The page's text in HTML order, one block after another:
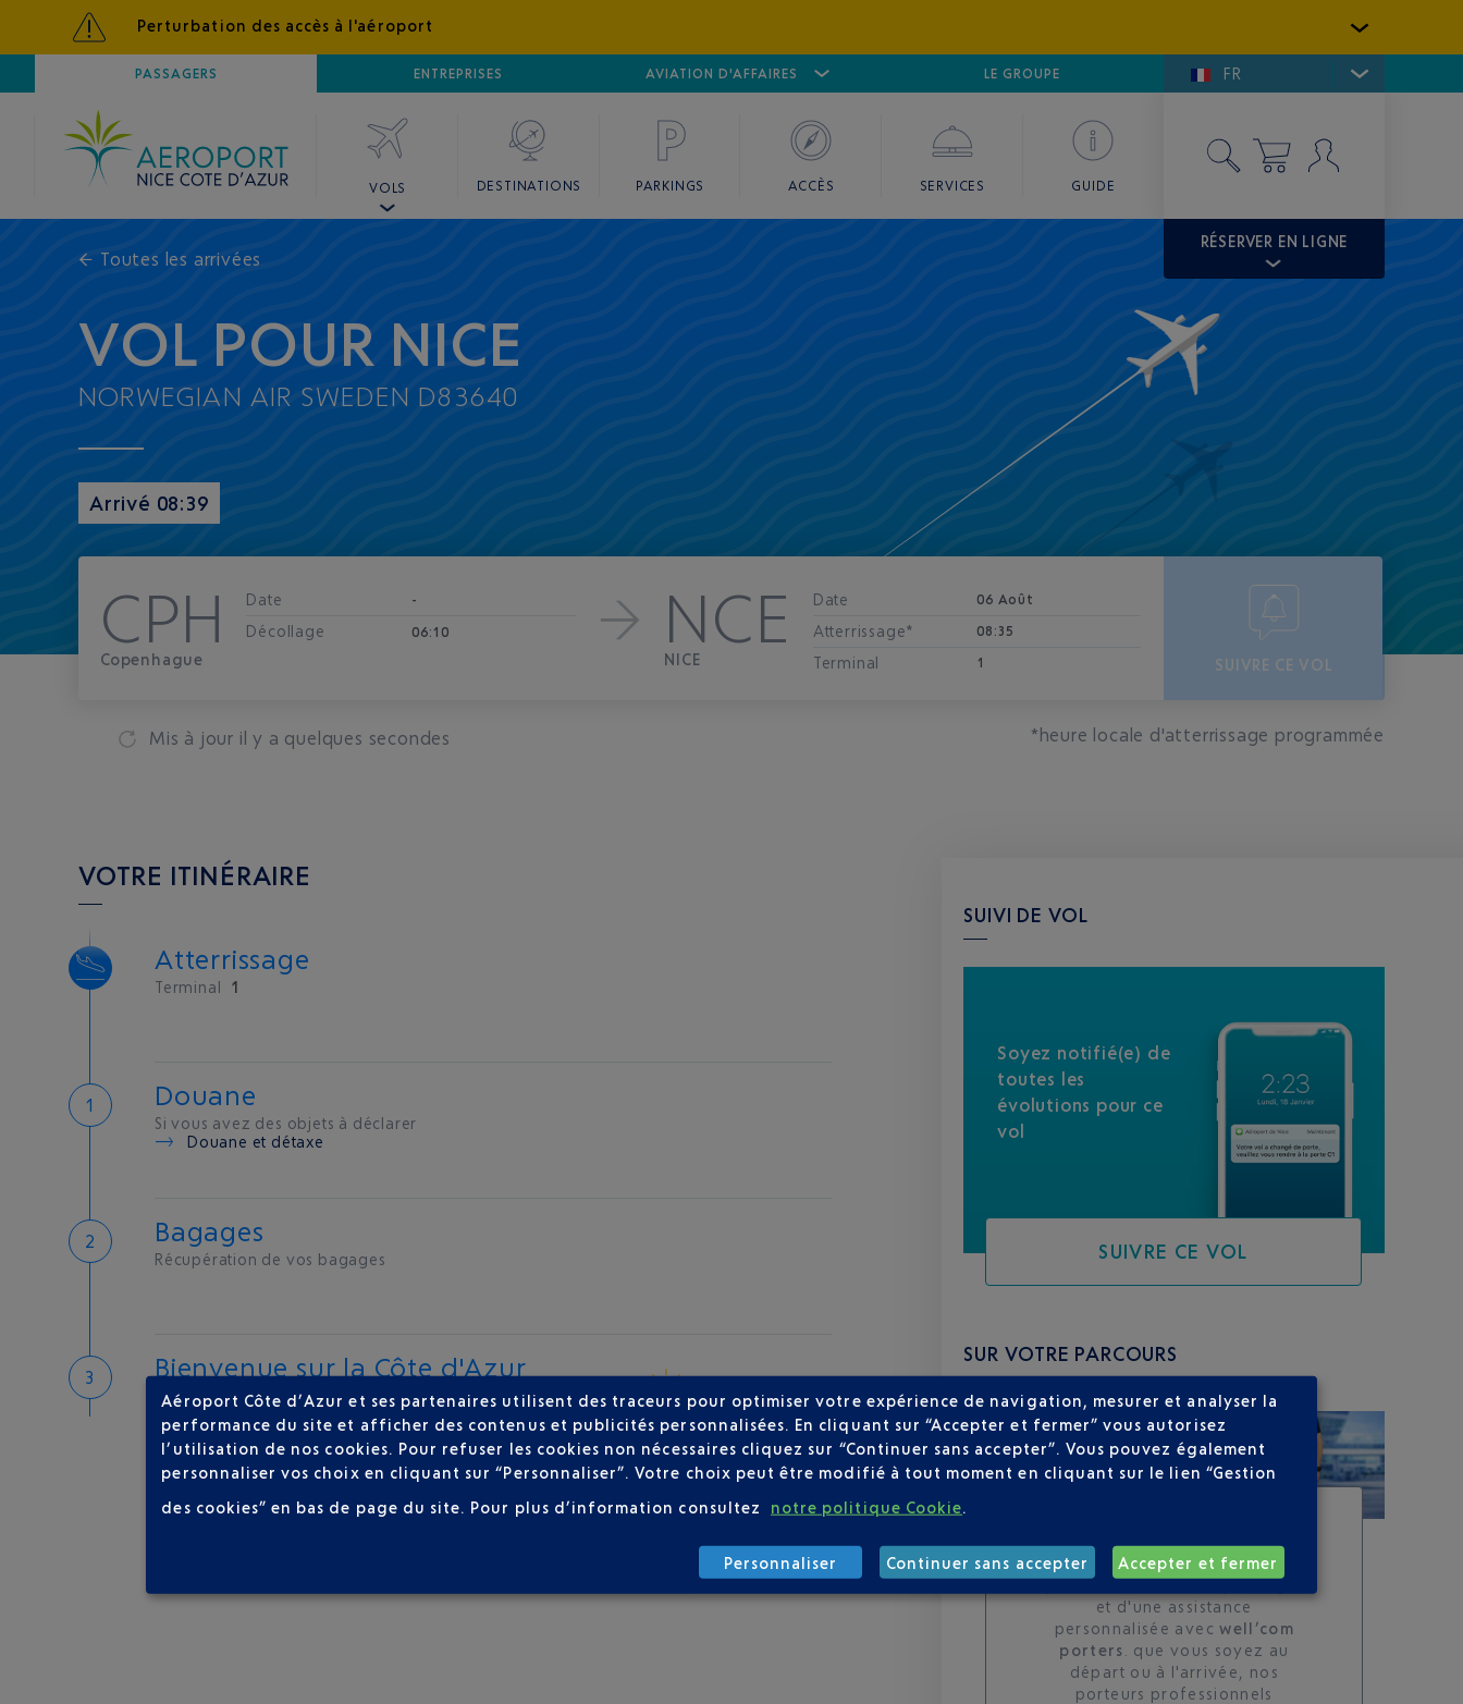
Perturbation des accès à l'aéroport
PASSAGERS ENTREPRISES AVIATION D'AFFAIRES
AÉROPORTNICE CÔTE D'AZUR AÉROPORT CANNES MANDELIEU GOLFE DE SAINT-TROPEZ
LE GROUPE FR
VOLS DESTINATIONS PARKINGS ACCÈS SERVICES GUIDE
RÉSERVER EN LIGNE
← Toutes les arrivées
VOL POUR NICE
NORWEGIAN AIR SWEDEN D83640
Arrivé 08:39
CPH
Copenhague
Date -
Décollage 06:10 NCE
NICE
Date 06 Août
Atterrissage* 08:35
Terminal 1 SUIVRE CE VOL
Mis à jour il y a quelques secondes *heure locale d'atterrissage programmée
VOTRE ITINÉRAIRE
Atterrissage
Terminal 1
Douane
Si vous avez des objets à déclarer
Douane et détaxe
Bagages
Récupération de vos bagages
Bienvenue sur la Côte d'Azur
Hôtels de proximité
SUIVI DE VOL
Soyez notifié(e) de
toutes les
évolutions pour ce
vol
SUIVRE CE VOL
SUR VOTRE PARCOURS
LÉGER À NICE
profitez d'un accueil privilégié
et d'une assistance
personnalisée avec well’com
porters
. que vous soyez au
départ ou à l'arrivée, nos
porteurs professionnels
Aéroport Côte d’Azur et ses partenaires utilisent des traceurs pour optimiser votre expérience de navigation, mesurer et analyser la
performance du site et afficher des contenus et publicités personnalisées. En cliquant sur “Accepter et fermer” vous autorisez
l’utilisation de nos cookies. Pour refuser les cookies non nécessaires cliquez sur “Continuer sans accepter”. Vous pouvez également
personnaliser vos choix en cliquant sur “Personnaliser”. Votre choix peut être modifié à tout moment en cliquant sur le lien “Gestion
des cookies” en bas de page du site. Pour plus d’information consultez notre politique Cookie.
Personnaliser Continuer sans accepter Accepter et fermer